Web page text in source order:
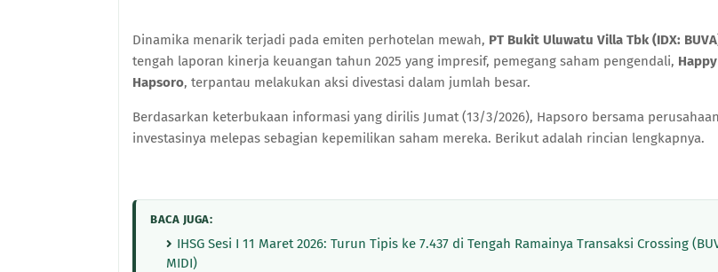
Dinamika menarik terjadi pada emiten perhotelan mewah, PT Bukit Uluwatu Villa Tbk (IDX:
tengah laporan kinerja keuangan tahun 2025 yang impresif, pemegang saham pengendali, Happy
Hapsoro, terpantau melakukan aksi divestasi dalam jumlah besar.
Berdasarkan keterbukaan informasi yang dirilis Jumat (13/3/2026), Hapsoro bersama perusahaan
investasinya melepas sebagian kepemilikan saham mereka. Berikut adalah rincian lengkapnya.
BACA JUGA:
IHSG Sesi I 11 Maret 2026: Turun Tipis ke 7.437 di Tengah Ramainya Transaksi Crossing
MIDI)